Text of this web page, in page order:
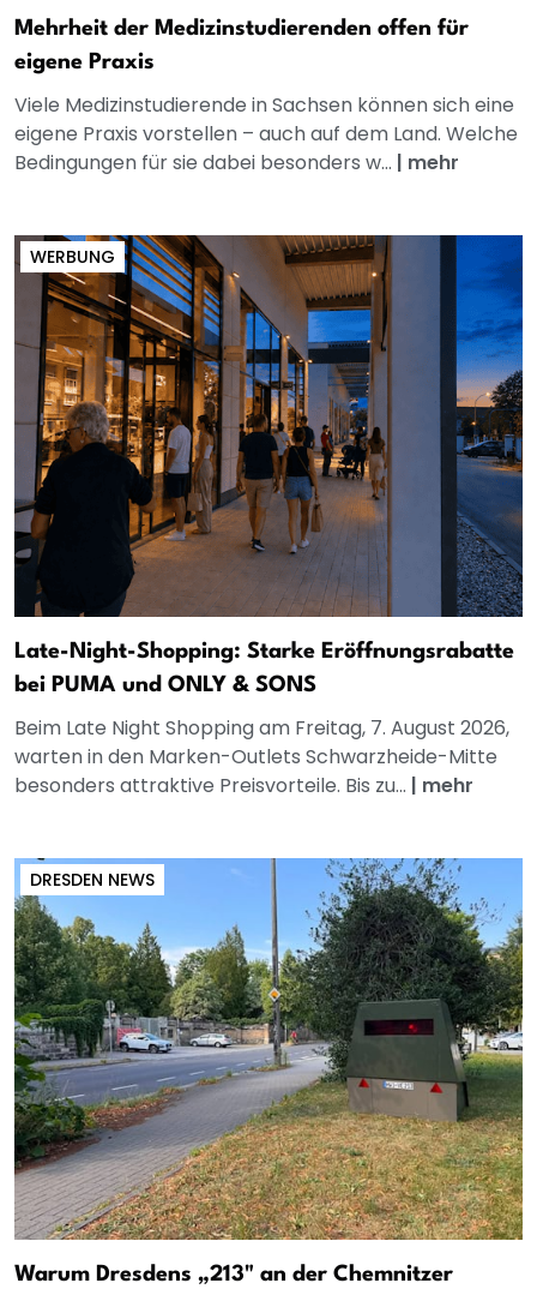
Mehrheit der Medizinstudierenden offen für
eigene Praxis
Viele Medizinstudierende in Sachsen können sich eine
eigene Praxis vorstellen – auch auf dem Land. Welche
Bedingungen für sie dabei besonders w... | mehr
WERBUNG
Late-Night-Shopping: Starke Eröffnungsrabatte
bei PUMA und ONLY & SONS
Beim Late Night Shopping am Freitag, 7. August 2026,
warten in den Marken-Outlets Schwarzheide-Mitte
besonders attraktive Preisvorteile. Bis zu... | mehr
DRESDEN NEWS
Warum Dresdens „213" an der Chemnitzer